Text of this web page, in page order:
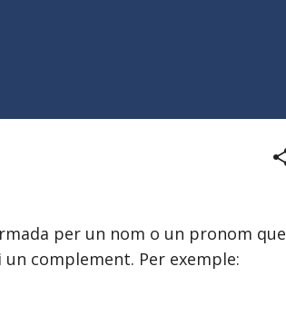
per un nom o un pronom que
complement. Per exemple: